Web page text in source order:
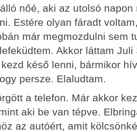
nőé, aki az utolsó napon
Estére olyan fáradt
már megmozdulni sem
Akkor láttam Juli
késő lenni, bármikor
persze. Elaludtam.
a telefon. Már akkor
aki be van tépve.
az autóért, amit